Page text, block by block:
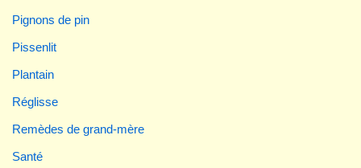
Pignons de pin
Pissenlit
Plantain
Réglisse
Remèdes de grand-mère
Santé